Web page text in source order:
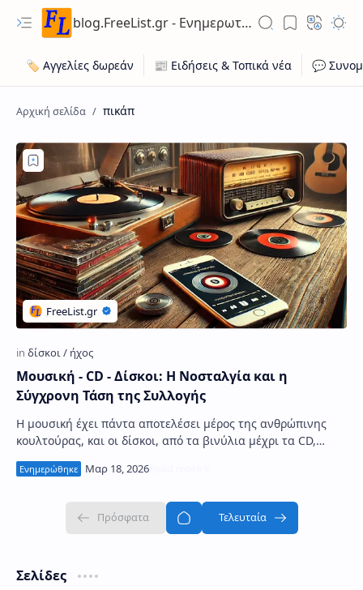
blog.FreeList.gr - Ενημερωτικό Ιστολόγιο ποικίλης ύλης για ευκαιρίες εργασίας, ακίνητων, οχήματων
πικάπ
Μουσική - CD - Δίσκοι: Η Νοσταλγία και η
Σύγχρονη Τάση της Συλλογής
Η μουσική έχει πάντα αποτελέσει μέρος της ανθρώπινης
κουλτούρας, και οι δίσκοι, από τα βινύλια μέχρι τα CD,
Σελίδες